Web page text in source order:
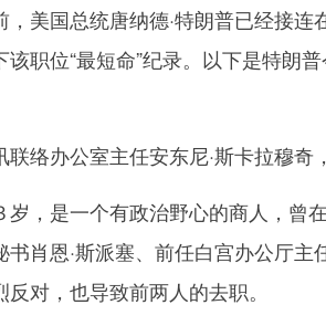
美国总统唐纳德·特朗普已经接连
职位“最短命”纪录。以下是特朗
办公室主任安东尼·斯卡拉穆奇
，是一个有政治野心的商人，曾
肖恩·斯派塞、前任白宫办公厅主
对，也导致前两人的去职。